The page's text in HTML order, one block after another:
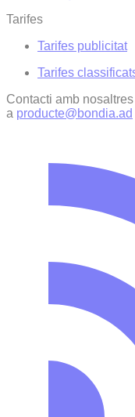
Tarifes
Tarifes publicitat
Tarifes
Contacti amb
a producte@bondia.ad